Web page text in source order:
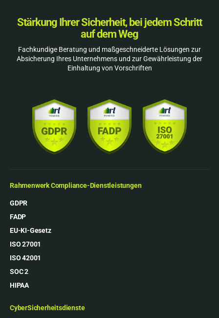
Stärkung Ihrer Sicherheit, bei jedem Schritt
auf dem Weg
Fachkundige Beratung und maßgeschneiderte Lösungen zur
Absicherung Ihres Unternehmens und zur Gewährleistung der
Einhaltung von Vorschriften
Rahmenwerk Compliance-Dienstleistungen
GDPR
FADP
EU-KI-Gesetz
ISO 27001
ISO 42001
SOC 2
HIPAA
CyberSicherheitsdienste